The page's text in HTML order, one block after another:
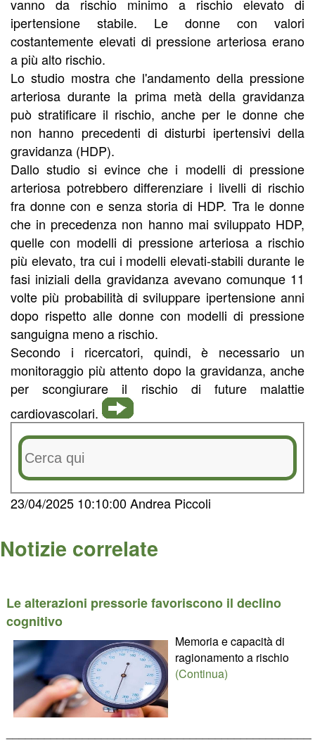
vanno da rischio minimo a rischio elevato di
ipertensione stabile. Le donne con valori
costantemente elevati di pressione arteriosa erano
a più alto rischio.
Lo studio mostra che l'andamento della pressione
arteriosa durante la prima metà della gravidanza
può stratificare il rischio, anche per le donne che
non hanno precedenti di disturbi ipertensivi della
gravidanza (HDP).
Dallo studio si evince che i modelli di pressione
arteriosa potrebbero differenziare i livelli di rischio
fra donne con e senza storia di HDP. Tra le donne
che in precedenza non hanno mai sviluppato HDP,
quelle con modelli di pressione arteriosa a rischio
più elevato, tra cui i modelli elevati-stabili durante le
fasi iniziali della gravidanza avevano comunque 11
volte più probabilità di sviluppare ipertensione anni
dopo rispetto alle donne con modelli di pressione
sanguigna meno a rischio.
Secondo i ricercatori, quindi, è necessario un
monitoraggio più attento dopo la gravidanza, anche
per scongiurare il rischio di future malattie
cardiovascolari.
23/04/2025 10:10:00 Andrea Piccoli
Notizie correlate
Le alterazioni pressorie favoriscono il declino
cognitivo
Memoria e capacità di
ragionamento a rischio
(Continua)